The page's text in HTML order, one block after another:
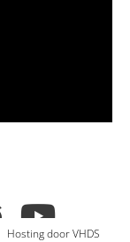
Hosting door VHDS